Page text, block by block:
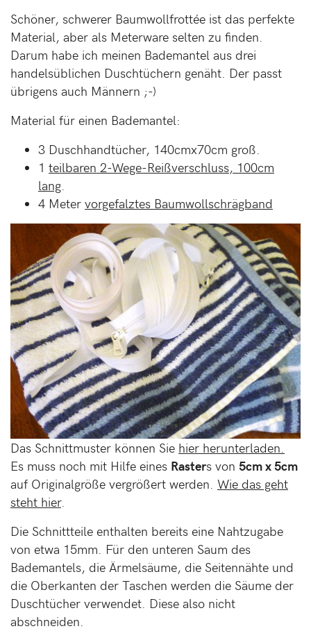
Schöner, schwerer Baumwollfrottée ist das perfekte
Material, aber als Meterware selten zu finden.
Darum habe ich meinen Bademantel aus drei
handelsüblichen Duschtüchern genäht. Der passt
übrigens auch Männern ;-)
Material für einen Bademantel:
3 Duschhandtücher, 140cmx70cm groß.
1 teilbaren 2-Wege-Reißverschluss, 100cm
lang.
4 Meter vorgefalztes Baumwollschrägband
Das Schnittmuster können Sie hier herunterladen.
Es muss noch mit Hilfe eines Rasters von 5cm x 5cm
auf Originalgröße vergrößert werden. Wie das geht
steht hier.
Die Schnittteile enthalten bereits eine Nahtzugabe
von etwa 15mm. Für den unteren Saum des
Bademantels, die Ärmelsäume, die Seitennähte und
die Oberkanten der Taschen werden die Säume der
Duschtücher verwendet. Diese also nicht
abschneiden.